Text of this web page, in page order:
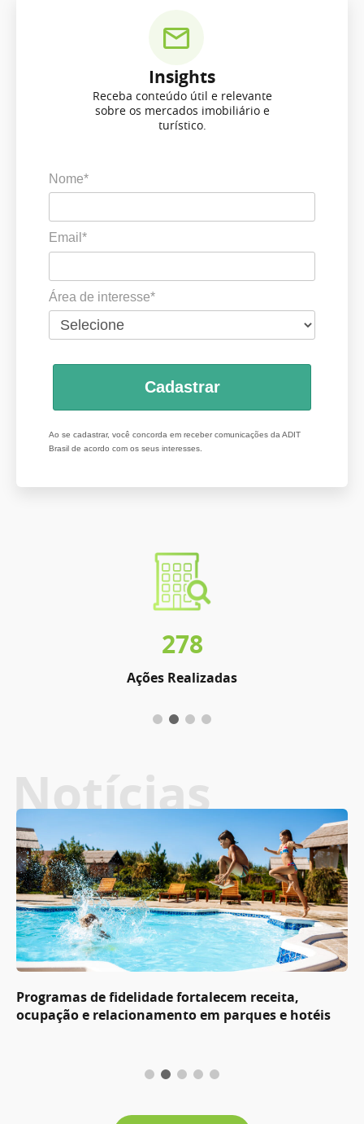
Insights
Receba conteúdo útil e relevante
sobre os mercados imobiliário e
turístico.
Nome*
Email*
Área de interesse*
Cadastrar
Ao se cadastrar, você concorda em receber comunicações da ADIT
Brasil de acordo com os seus interesses.
278
Ações Realizadas
Notícias
Programas de fidelidade fortalecem receita,
ocupação e relacionamento em parques e hotéis